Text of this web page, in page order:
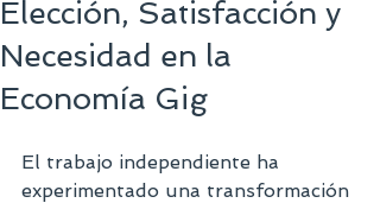
Elección, Satisfacción y
Necesidad en la
Economía Gig
El trabajo independiente ha
experimentado una transformación